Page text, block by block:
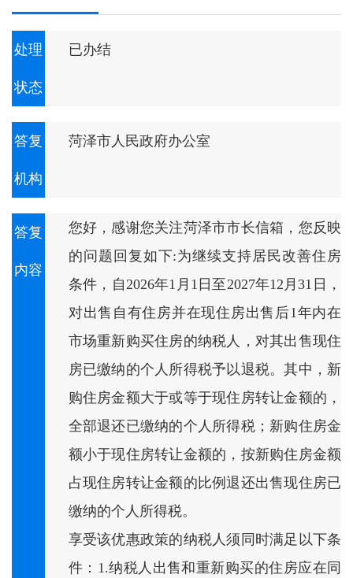
处理
状态
已办结
答复
机构
菏泽市人民政府办公室
答复
内容
您好，感谢您关注菏泽市市长信箱，您反映
的问题回复如下:为继续支持居民改善住房
条件，自2026年1月1日至2027年12月31日，
对出售自有住房并在现住房出售后1年内在
市场重新购买住房的纳税人，对其出售现住
房已缴纳的个人所得税予以退税。其中，新
购住房金额大于或等于现住房转让金额的，
全部退还已缴纳的个人所得税；新购住房金
额小于现住房转让金额的，按新购住房金额
占现住房转让金额的比例退还出售现住房已
缴纳的个人所得税。
享受该优惠政策的纳税人须同时满足以下条
件：1.纳税人出售和重新购买的住房应在同